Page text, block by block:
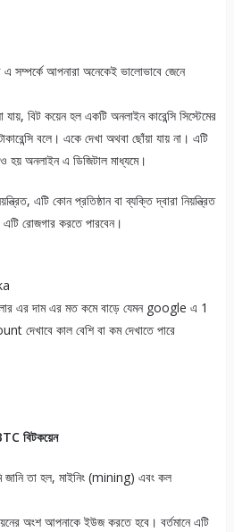
সম্পর্কে আপনারা অনেকেই ভালোভাবে জেনে
বিট কয়েন হল একটি অনলাইন কারেন্সি সিস্টেমের
বলে। একে দেখা অথবা ছোঁয়া যায় না। এটি
হয় অনলাইন এ ডিজিটাল মাধ্যমে।
এটি কোন প্রতিষ্ঠান বা ব্যক্তি দ্বারা নিয়ন্ত্রিত
রোজগার করতে পারবেন।
এর দাম এর মত কমে বাড়ে যেমন google এ 1
কাল বেশি বা কম দেখাতে পারে
বিটকয়েন
জানি তা হল, মাইনিং (mining) এবং কল
অংশ আপনাকে ইউজ করতে হবে। বর্তমানে এটি